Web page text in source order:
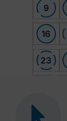
9
16
23